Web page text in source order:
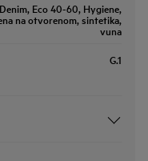
Eco 40-60, Hygiene,
na otvorenom, sintetika,
vuna
G.1